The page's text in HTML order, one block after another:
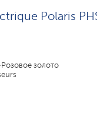
Polaris
золото